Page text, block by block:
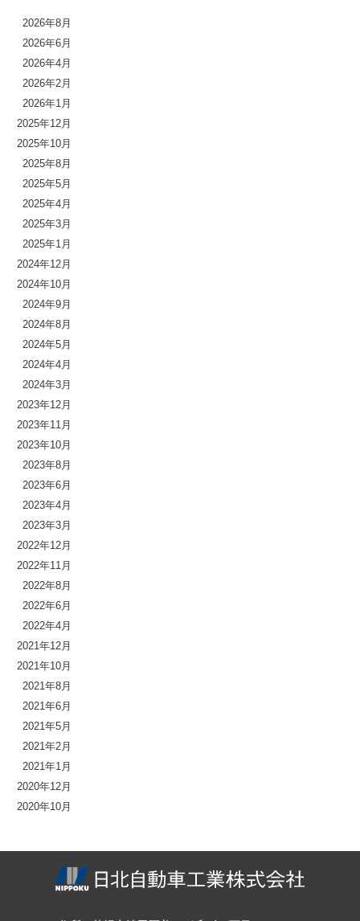
2026年8月
2026年6月
2026年4月
2026年2月
2026年1月
2025年12月
2025年10月
2025年8月
2025年5月
2025年4月
2025年3月
2025年1月
2024年12月
2024年10月
2024年9月
2024年8月
2024年5月
2024年4月
2024年3月
2023年12月
2023年11月
2023年10月
2023年8月
2023年6月
2023年4月
2023年3月
2022年12月
2022年11月
2022年8月
2022年6月
2022年4月
2021年12月
2021年10月
2021年8月
2021年6月
2021年5月
2021年2月
2021年1月
2020年12月
2020年10月